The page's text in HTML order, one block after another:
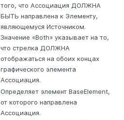
того, что Ассоциация ДОЛЖНА
БЫТЬ направлена к Элементу,
являющемуся Источником.
Значение «Both» указывает на то,
что стрелка ДОЛЖНА
отображаться на обоих концах
графического элемента
Ассоциация.
Определяет элемент BaseElement,
от которого направлена
Ассоциация.